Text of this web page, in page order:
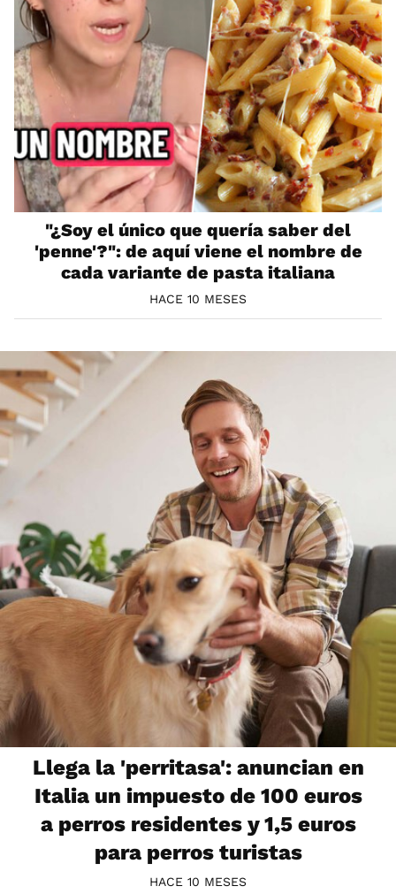
"¿Soy el único que quería saber del
'penne'?": de aquí viene el nombre de
cada variante de pasta italiana
HACE 10 MESES
Llega la 'perritasa': anuncian en
Italia un impuesto de 100 euros
a perros residentes y 1,5 euros
para perros turistas
HACE 10 MESES